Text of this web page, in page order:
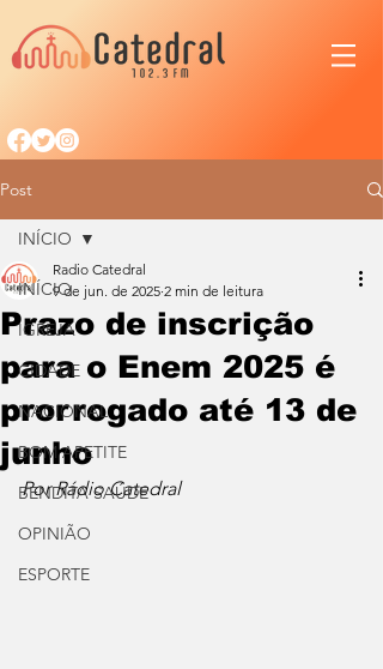
Post
INÍCIO
IGREJA
CIDADE
NACIONAL
BOM APETITE
BENDITA SAÚDE
OPINIÃO
ESPORTE
INÍCIO
Prazo de inscrição
para o Enem 2025 é
prorrogado até 13 de
junho
Radio Catedral
9 de jun. de 2025 2 min de leitura
Por Rádio Catedral